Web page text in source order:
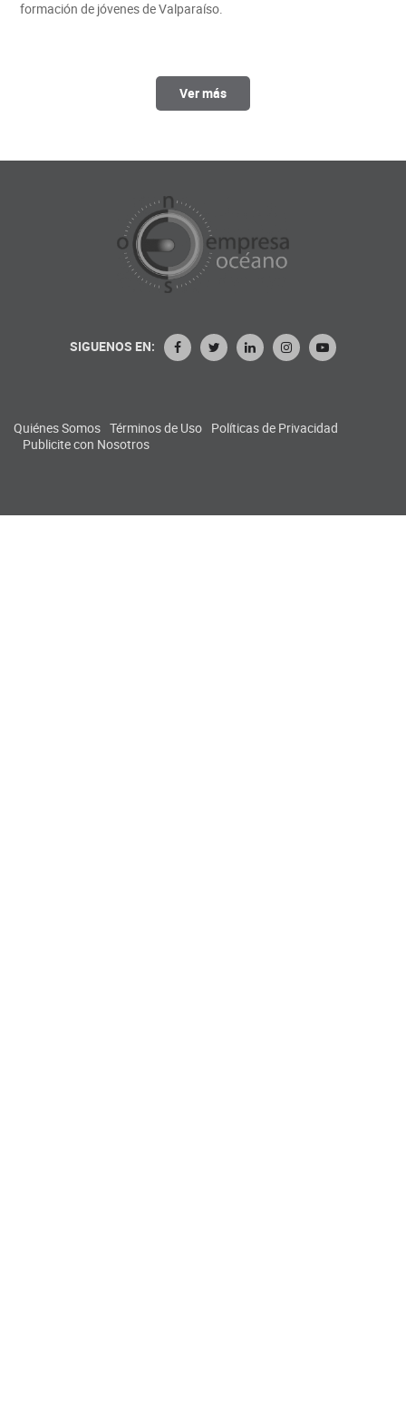
formación de jóvenes de Valparaíso.
Ver más
SIGUENOS EN:
Quiénes Somos Términos de Uso Políticas de Privacidad
Publicite con Nosotros